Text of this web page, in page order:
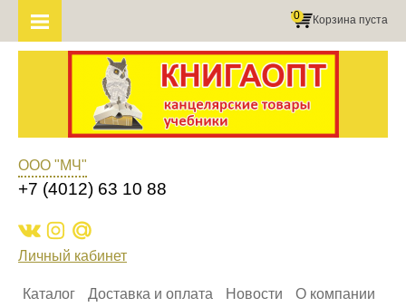
Корзина пуста
0
ООО "МЧ"
+7 (4012) 63 10 88
Личный кабинет
Каталог Доставка и оплата Новости
О компании